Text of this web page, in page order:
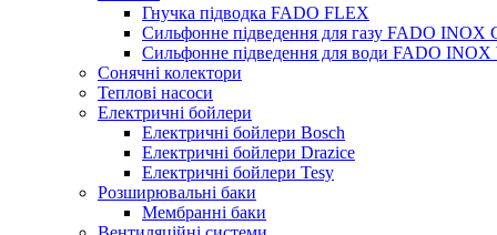
Гнучка підводка FADO FLEX
Сильфонне підведення для газу FADO INOX
Сильфонне підведення для води FADO INOX
Сонячні колектори
Теплові насоси
Електричні бойлери
Електричні бойлери Bosch
Електричні бойлери Drazice
Електричні бойлери Tesy
Розширювальні баки
Мембранні баки